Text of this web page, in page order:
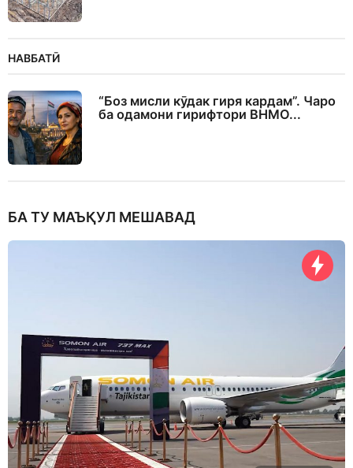
НАВБАТӢ
“Боз мисли кӯдак гиря кардам”. Чаро
ба одамони гирифтори ВНМО...
БА ТУ МАЪҚУЛ МЕШАВАД